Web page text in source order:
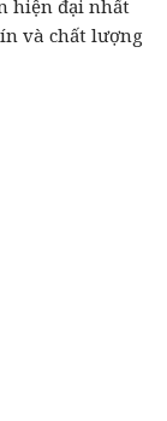
hiện đại nhất
và chất lượng